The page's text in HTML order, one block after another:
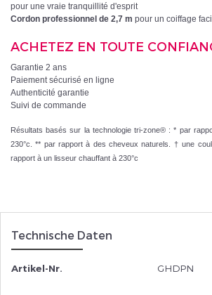
pour une vraie tranquillité d'esprit
Cordon professionnel de 2,7 m pour un coiffage
ACHETEZ EN TOUTE
Garantie 2 ans
Paiement sécurisé en ligne
Authenticité garantie
Suivi de commande
Résultats basés sur la technologie tri-zone® : * par
230°c. ** par rapport à des cheveux naturels. † une
rapport à un lisseur chauffant à 230°c
Technische Daten
Artikel-Nr. GHDPN